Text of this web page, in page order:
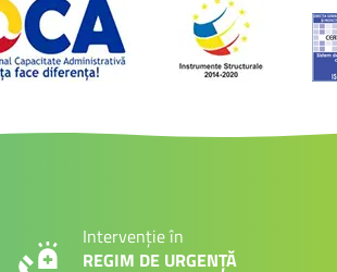
Intervenție în
REGIM DE URGENȚĂ